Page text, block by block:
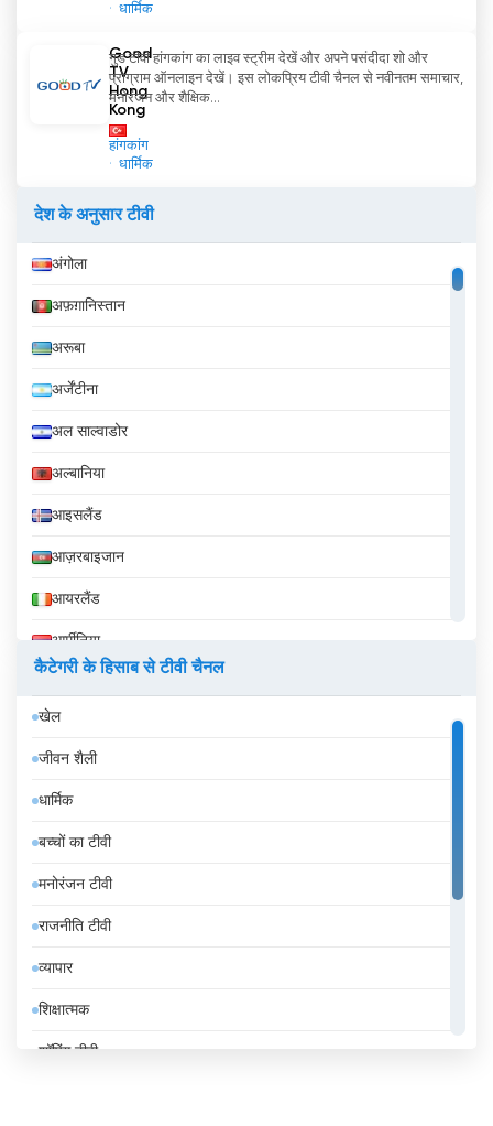
धार्मिक
Good
TV
Hong
Kong
हांगकांग
धार्मिक
गुड टीवी हांगकांग का लाइव स्ट्रीम देखें और अपने पसंदीदा शो और
प्रोग्राम ऑनलाइन देखें। इस लोकप्रिय टीवी चैनल से नवीनतम समाचार,
मनोरंजन और शैक्षिक...
देश के अनुसार टीवी
अंगोला
अफ़ग़ानिस्तान
अरूबा
अर्जेंटीना
अल साल्वाडोर
अल्बानिया
आइसलैंड
आज़रबाइजान
आयरलैंड
आर्मीनिया
इज़राइल
इटली
इंडोनेशिया
इथियोपिया
इराक
ईरान
उज़्बेकिस्तान
उरुग्वे
कैटेगरी के हिसाब से टीवी चैनल
खेल
जीवन शैली
धार्मिक
बच्चों का टीवी
मनोरंजन टीवी
राजनीति टीवी
व्यापार
शिक्षात्मक
शॉपिंग टीवी